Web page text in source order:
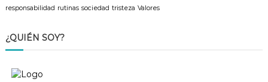
responsabilidad rutinas sociedad tristeza Valores
¿QUIÉN SOY?